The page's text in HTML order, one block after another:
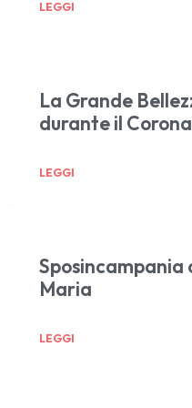
LEGGI
La Grande
durante il
LEGGI
Sposincampania
Maria
LEGGI